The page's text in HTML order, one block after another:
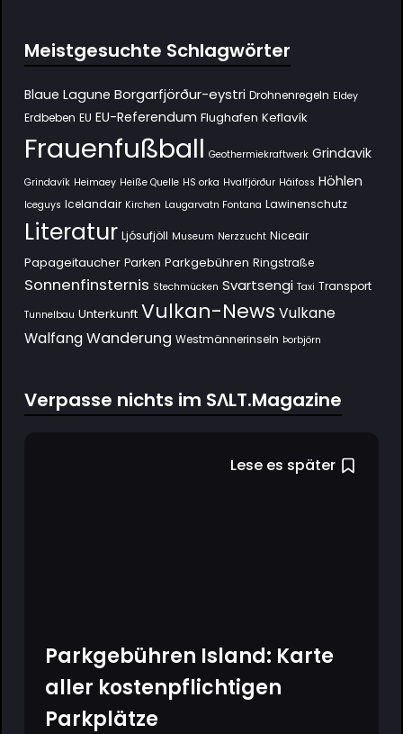
Meistgesuchte Schlagwörter
Blaue Lagune Borgarfjörður-eystri Drohnenregeln Eldey
Erdbeben EU EU-Referendum Flughafen Keflavík
Frauenfußball Geothermiekraftwerk Grindavik
Grindavík Heimaey Heiße Quelle HS orka Hvalfjörður Háifoss Höhlen
Iceguys Icelandair Kirchen Laugarvatn Fontana Lawinenschutz
Literatur Ljósufjöll Museum Nerzzucht Niceair
Papageitaucher Parken Parkgebühren Ringstraße
Sonnenfinsternis Stechmücken Svartsengi Taxi Transport
Tunnelbau Unterkunft Vulkan-News Vulkane
Walfang Wanderung Westmännerinseln Þorbjörn
Verpasse nichts im SΛLT.Magazine
Lese es später
Parkgebühren Island: Karte
aller kostenpflichtigen
Parkplätze